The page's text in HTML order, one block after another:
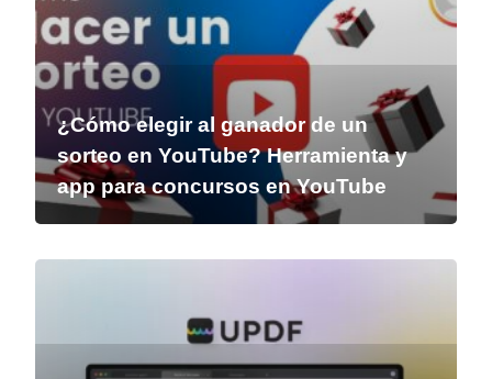
¿Cómo elegir al ganador de un
sorteo en YouTube? Herramienta y
app para concursos en YouTube